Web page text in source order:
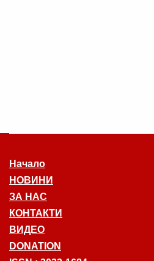
Начало
НОВИНИ
ЗА НАС
КОНТАКТИ
ВИДЕО
DONATION